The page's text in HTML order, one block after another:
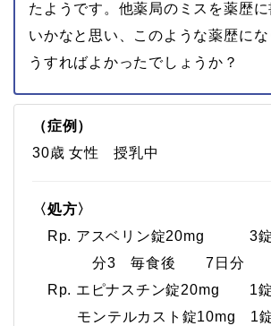
たようです。他薬局のミスを薬歴
いかなと思い、このような薬歴に
うすればよかったでしょうか？
（症例）
30歳 女性 授乳中
〈処方〉
Rp. アスベリン錠20mg 3錠
分3 毎食後 7日分
Rp. エピナスチン錠20mg 1錠
モンテルカスト錠10mg 1